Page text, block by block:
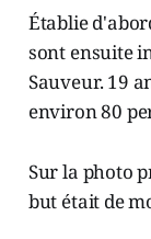
Établie
sont ensuite
Sauveur. 19
environ 80
Sur la photo
but était de